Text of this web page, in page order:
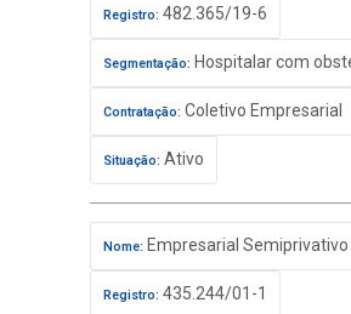
Registro: 482.365/19-6
Segmentação: Hospitalar com
Contratação: Coletivo Empresarial
Situação: Ativo
Nome: Empresarial Semiprivativo
Registro: 435.244/01-1